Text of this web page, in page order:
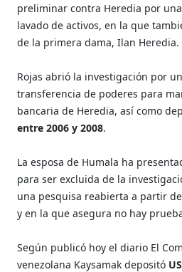
preliminar contra Heredia por
lavado de activos, en la que
de la primera dama, Ilan Heredia.
Rojas abrió la investigación por
transferencia de poderes para
bancaria de Heredia, así como
entre 2006 y 2008.
La esposa de Humala ha
para ser excluida de la
una pesquisa reabierta a partir
y en la que asegura no hay
Según publicó hoy el diario El
venezolana Kaysamak depositó